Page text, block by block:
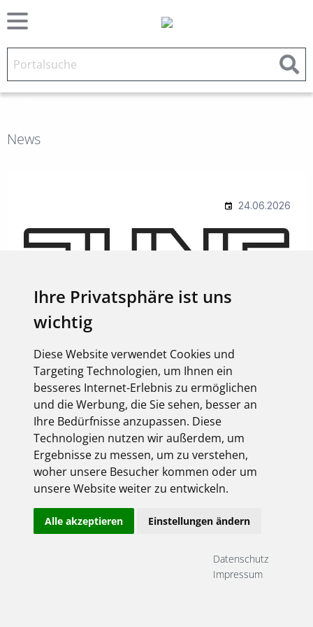
Ihre Privatsphäre ist uns
wichtig
Diese Website verwendet Cookies und
Targeting Technologien, um Ihnen ein
besseres Internet-Erlebnis zu ermöglichen
und die Werbung, die Sie sehen, besser an
Ihre Bedürfnisse anzupassen. Diese
Technologien nutzen wir außerdem, um
Ergebnisse zu messen, um zu verstehen,
woher unsere Besucher kommen oder um
unsere Website weiter zu entwickeln.
Alle akzeptieren Einstellungen ändern
Datenschutz
Impressum
News